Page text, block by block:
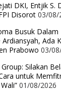
DKI, Entjik S.
Disorot 03/08/
Busuk Dalam
Ardiansyah, Ada
Prabowo 03/
Silakan
untuk
01/08/2026